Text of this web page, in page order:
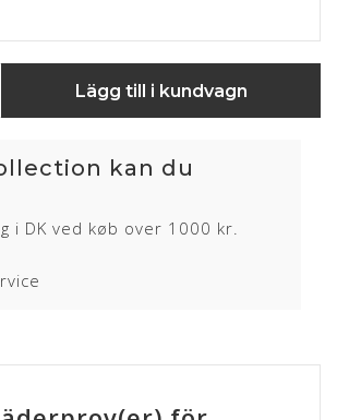
Lägg till i kundvagn
kan du
i DK ved køb over 1000 kr.